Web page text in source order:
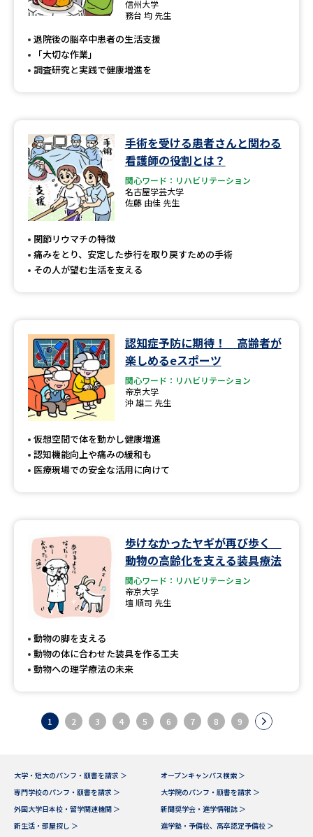
信州大学
務台 均 先生
退院後の脳卒中患者の生活支援
「大切な作業」
調査研究と実践で健康増進を
手術を受ける患者さんと関わる
看護師の役割とは？
関心ワード：リハビリテーション
名古屋学芸大学
佐藤 由佳 先生
関節リウマチの特徴
痛みをとり、安定した歩行を取り戻すための手術
その人が望む生活を支える
認知症予防に期待！ 高齢者が
楽しめるeスポーツ
関心ワード：リハビリテーション
帝京大学
沖 雄二 先生
仮想空間で体を動かし健康増進
認知機能向上や痛みの緩和も
医療現場での安全な活用に向けて
歩けなかったヤギが再び歩く
動物の高齢化を支える装具療法
関心ワード：リハビリテーション
帝京大学
壇 順司 先生
動物の脚を支える
動物の体に合わせた装具を作る工夫
動物への理学療法の未来
1 2 3 4 5 6 7 8 9
大学・短大のパンフ・願書を請求 ＞
オープンキャンパス検索 ＞
専門学校のパンフ・願書を請求 ＞
大学院のパンフ・願書を請求 ＞
外国大学日本校・留学関連機関 ＞
新聞奨学会・進学情報誌 ＞
新生活・部屋探し ＞
進学塾・予備校、高卒認定予備校 ＞